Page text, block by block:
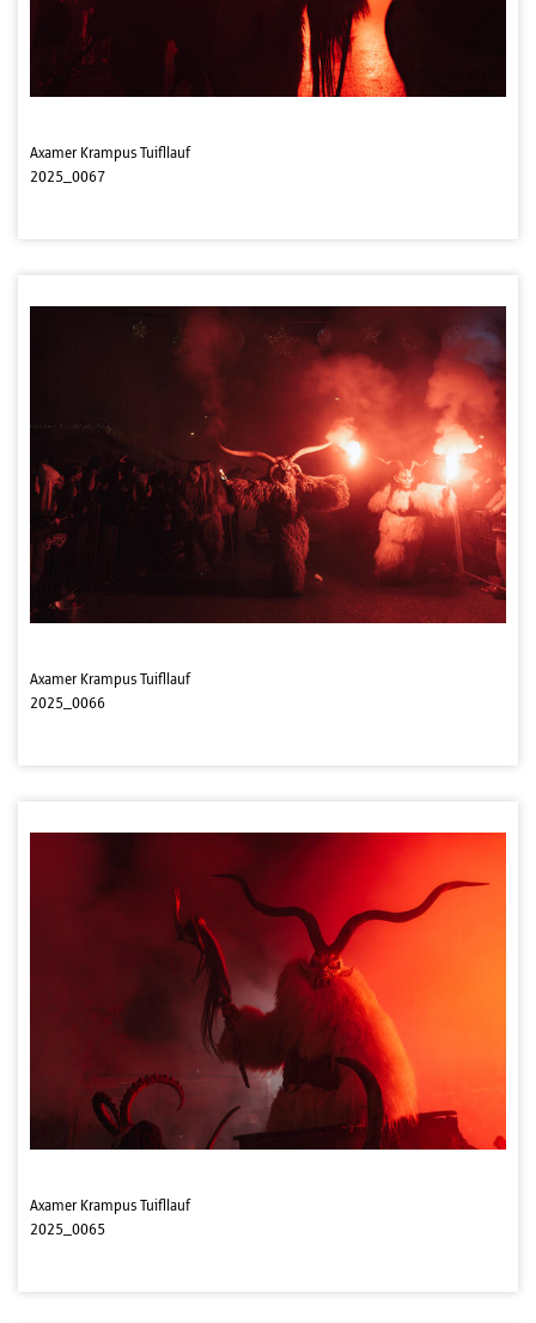
Axamer Krampus Tuifllauf
2025_0067
Axamer Krampus Tuifllauf
2025_0066
Axamer Krampus Tuifllauf
2025_0065